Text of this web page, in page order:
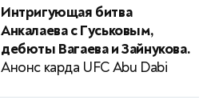
Интригующая битва
Анкалаева с Гуськовым,
дебюты Вагаева и Зайнукова.
Анонс карда UFC Abu Dabi